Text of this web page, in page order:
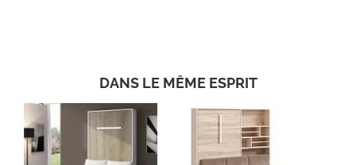
DANS LE MÊME ESPRIT